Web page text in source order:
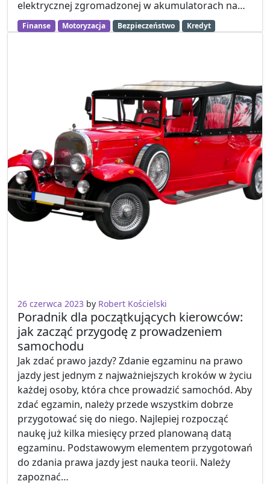
elektrycznej zgromadzonej w akumulatorach na…
Finanse Motoryzacja Bezpieczeństwo
Kredyt
26 czerwca 2023 by Robert Kościelski
Poradnik dla początkujących kierowców:
jak zacząć przygodę z prowadzeniem
samochodu
Jak zdać prawo jazdy? Zdanie egzaminu na prawo
jazdy jest jednym z najważniejszych kroków w życiu
każdej osoby, która chce prowadzić samochód. Aby
zdać egzamin, należy przede wszystkim dobrze
przygotować się do niego. Najlepiej rozpocząć
naukę już kilka miesięcy przed planowaną datą
egzaminu. Podstawowym elementem przygotowań
do zdania prawa jazdy jest nauka teorii. Należy
zapoznać…